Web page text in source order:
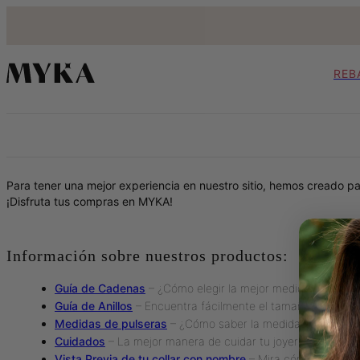
Para tener una mejor experiencia en nuestro sitio, hemos creado
¡Disfruta tus compras en MYKA!
Información sobre nuestros productos:
Guía de Cadenas – ¿Cómo elegir la mejor medida de tu
Guía de Anillos – Encuentra fácilmente el tamaño de tu
Medidas de pulseras – ¿Cómo saber la medida de tu
Cuidados – La mejor manera de cuidar tu joyería